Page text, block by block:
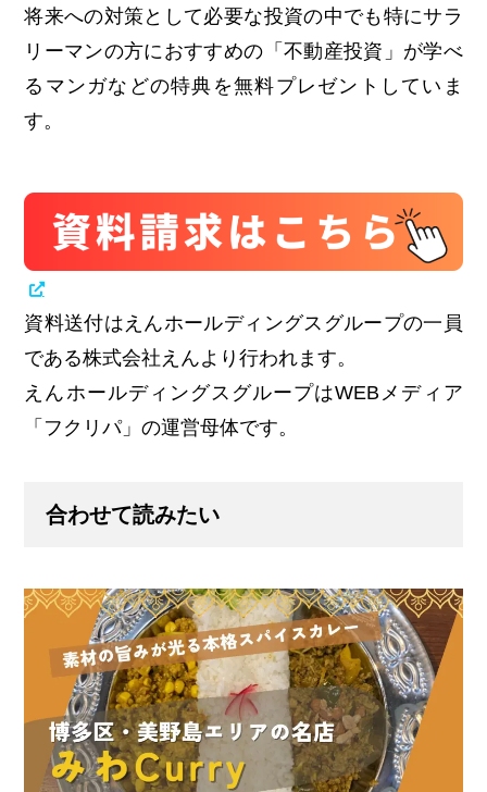
将来への対策として必要な投資の中でも特にサラ
リーマンの方におすすめの「不動産投資」が学べ
るマンガなどの特典を無料プレゼントしていま
す。
資料送付はえんホールディングスグループの一員
である株式会社えんより行われます。
えんホールディングスグループはWEBメディア
「フクリパ」の運営母体です。
合わせて読みたい